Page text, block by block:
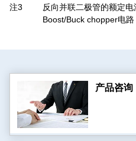
注3
反向并联二极管的额定
Boost/Buck chopper电路
产品咨询